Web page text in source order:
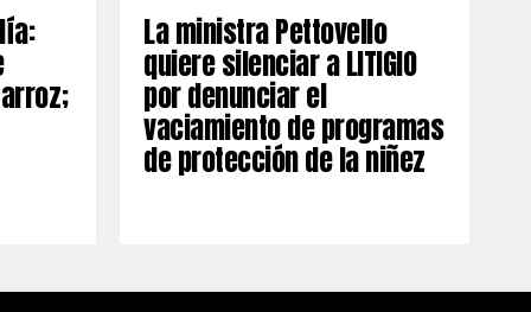
La ministra Pettovello
quiere silenciar a LITIGIO
por denunciar el
vaciamiento de programas
de protección de la niñez